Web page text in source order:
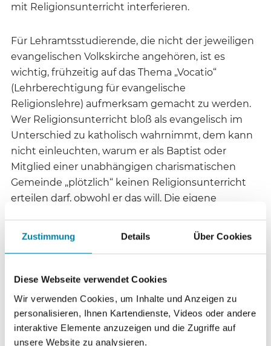
Zustimmung Details Über Cookies
Diese Webseite verwendet Cookies
Wir verwenden Cookies, um Inhalte und Anzeigen zu
personalisieren, Ihnen Kartendienste, Videos oder andere
interaktive Elemente anzuzeigen und die Zugriffe auf
unsere Website zu analysieren.
mit Religionsunterricht interferieren.
Für Lehramtsstudierende, die nicht der jeweiligen
evangelischen Volkskirche angehören, ist es
wichtig, frühzeitig auf das Thema „Vocatio“
(Lehrberechtigung für evangelische
Religionslehre) aufmerksam gemacht zu werden.
Wer Religionsunterricht bloß als evangelisch im
Unterschied zu katholisch wahrnimmt, dem kann
nicht einleuchten, warum er als Baptist oder
Mitglied einer unabhängigen charismatischen
Gemeinde „plötzlich“ keinen Religionsunterricht
erteilen darf, obwohl er das will. Die eigene
schmerzlich auseinandergehen. Wenn etwa
evangelische Religionslehre in Bayern eigentlich
andere Kirchen diesem Religionsunterricht
ihn deshalb zum Pflichtfach für Kinder ihrer
Konfession machen, dann ist durchaus
erklärungsbedürftig, warum die Stellung der